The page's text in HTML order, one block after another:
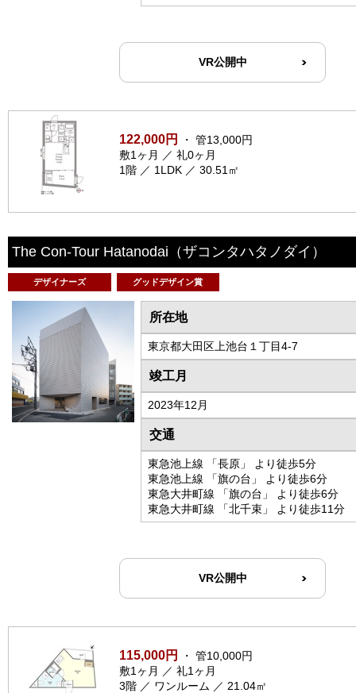
VR公開中
122,000円
・ 管13,000円
敷1ヶ月 ／ 礼0ヶ月
1階 ／ 1LDK ／ 30.51㎡
The Con-Tour Hatanodai （ザコンタハタノダイ）
デザイナーズ グッドデザイン賞
所在地
東京都大田区上池台１丁目4-7
竣工月
2023年12月
交通
東急池上線 「長原」 より徒歩5分
東急池上線 「旗の台」 より徒歩6分
東急大井町線 「旗の台」 より徒歩6分
東急大井町線 「北千束」 より徒歩11分
VR公開中
115,000円
・ 管10,000円
敷1ヶ月 ／ 礼1ヶ月
3階 ／ ワンルーム ／ 21.04㎡